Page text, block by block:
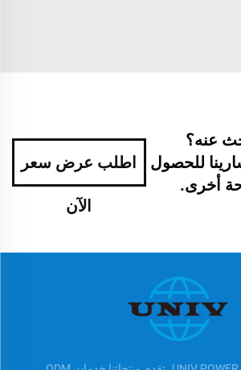
عنه؟
للحصول
أخرى.
اطلب عرض سعر
الآن